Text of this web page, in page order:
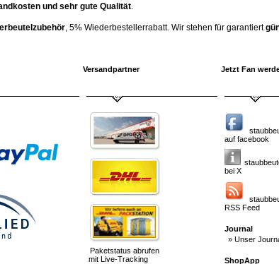
und sehr gute Qualität.
, 5% Wiederbestellerrabatt. Wir stehen für garantiert
Versandpartner
Paketstatus abrufen
mit Live-Tracking
Jetzt Fan
auf facebook
bei X
RSS Feed
Journal
» Unser
ShopApp